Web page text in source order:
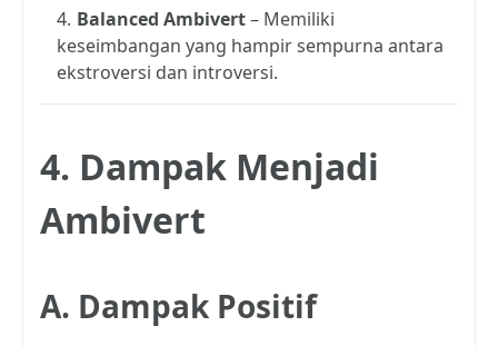
Balanced Ambivert– Memiliki
keseimbangan yang hampir sempurna antara
ekstroversi dan introversi.
4. Dampak Menjadi
Ambivert
A. Dampak Positif